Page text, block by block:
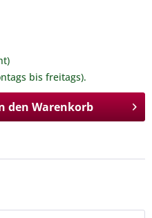
bis freitags).
den Warenkorb